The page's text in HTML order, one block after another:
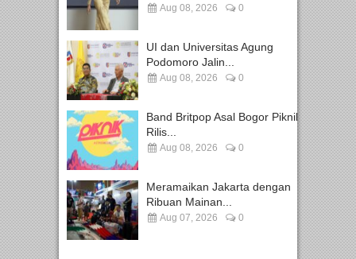
Aug 08, 2026 0
UI dan Universitas Agung
Podomoro Jalin...
Aug 08, 2026 0
Band Britpop Asal Bogor Piknik
Rilis...
Aug 08, 2026 0
Meramaikan Jakarta dengan
Ribuan Mainan...
Aug 07, 2026 0